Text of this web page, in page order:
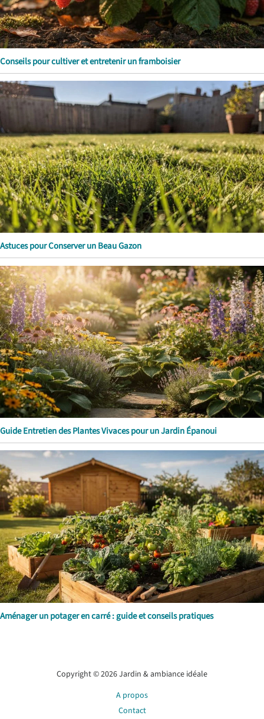
Conseils pour cultiver et entretenir un framboisier
Astuces pour Conserver un Beau Gazon
Guide Entretien des Plantes Vivaces pour un Jardin Épanoui
Aménager un potager en carré : guide et conseils pratiques
Copyright © 2026 Jardin & ambiance idéale
A propos
Contact